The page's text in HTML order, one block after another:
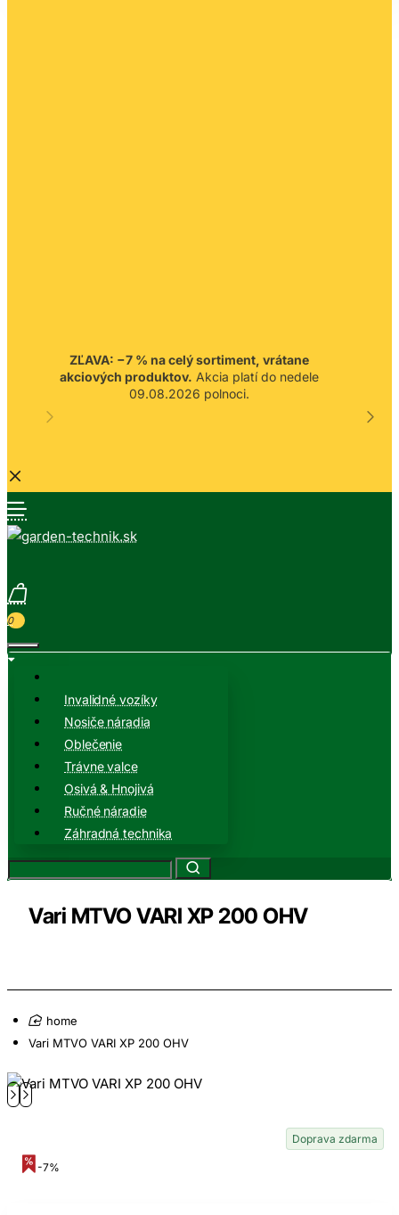
ZĽAVA: −7 % na celý sortiment, vrátane
akciových produktov. Akcia platí do nedele
09.08.2026 polnoci.
0
Invalidné vozíky
Nosiče náradia
Oblečenie
Trávne valce
Osivá & Hnojivá
Ručné náradie
Záhradná technika
Vari MTVO VARI XP 200 OHV
home
Vari MTVO VARI XP 200 OHV
Doprava zdarma
-7%